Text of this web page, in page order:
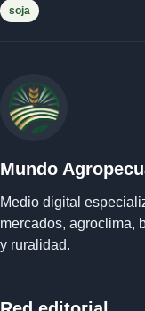
soja
Mundo
Medio digital
mercados, agroclima,
y ruralidad.